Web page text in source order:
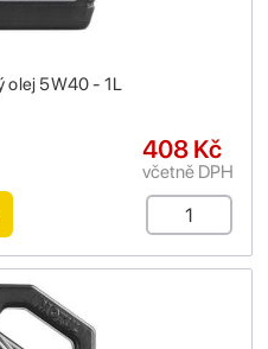
olej 5W40 - 1L
408 Kč
včetně DPH